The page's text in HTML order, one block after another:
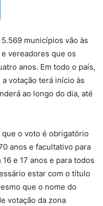
municípios vão às
vereadores que os
anos. Em todo o país,
votação terá início às
ao longo do dia, até
o voto é obrigatório
anos e facultativo para
e 17 anos e para todos
estar com o título
que o nome do
votação da zona